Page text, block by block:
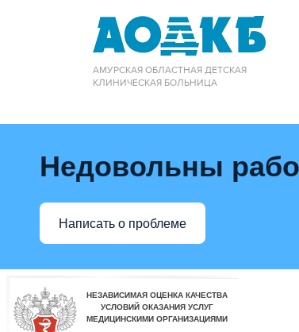
АМУРСКАЯ ОБЛАСТНАЯ ДЕТСКАЯ
КЛИНИЧЕСКАЯ БОЛЬНИЦА
Недовольны
Написать о проблеме